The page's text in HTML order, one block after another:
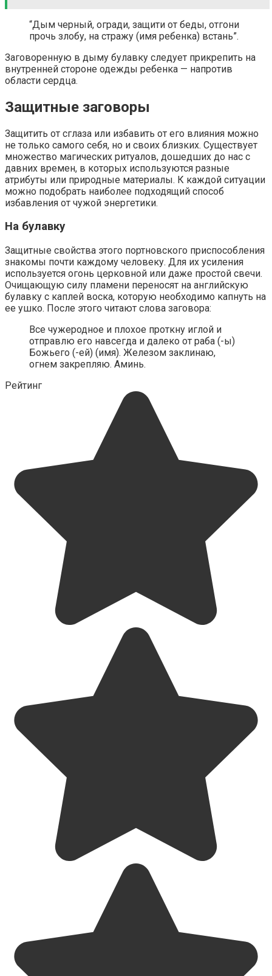
“Дым черный, огради, защити от беды, отгони
прочь злобу, на стражу (имя ребенка) встань”.
Заговоренную в дыму булавку следует прикрепить на
внутренней стороне одежды ребенка — напротив
области сердца.
Защитные заговоры
Защитить от сглаза или избавить от его влияния можно
не только самого себя, но и своих близких. Существует
множество магических ритуалов, дошедших до нас с
давних времен, в которых используются разные
атрибуты или природные материалы. К каждой ситуации
можно подобрать наиболее подходящий способ
избавления от чужой энергетики.
На булавку
Защитные свойства этого портновского приспособления
знакомы почти каждому человеку. Для их усиления
используется огонь церковной или даже простой свечи.
Очищающую силу пламени переносят на английскую
булавку с каплей воска, которую необходимо капнуть на
ее ушко. После этого читают слова заговора:
Все чужеродное и плохое проткну иглой и
отправлю его навсегда и далеко от раба (-ы)
Божьего (-ей) (имя). Железом заклинаю,
огнем закрепляю. Аминь.
Рейтинг